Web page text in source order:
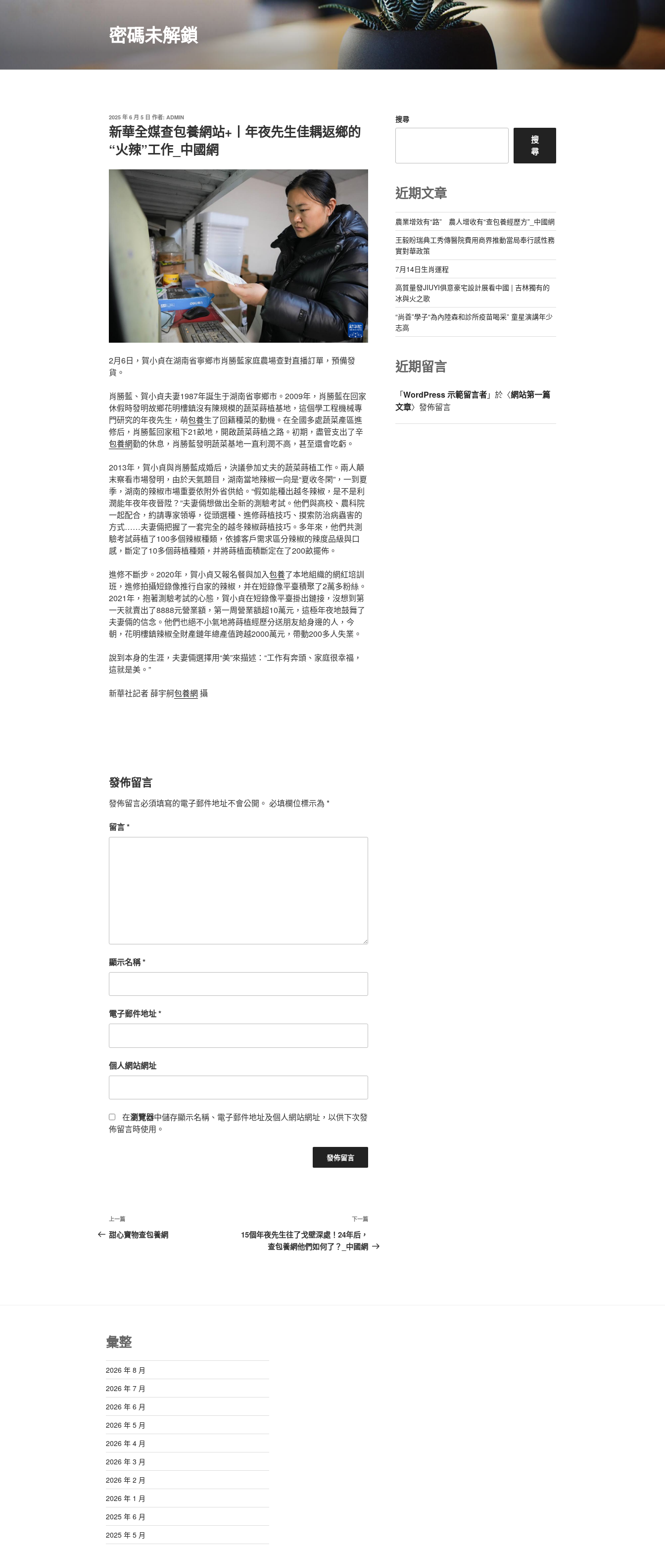
密碼未解鎖
發
佈
於
2025 年 6 月 5 日 作者: ADMIN
新華全媒查包養網站+丨年夜先生佳耦返鄉的
“火辣”工作_中國網
2月6日，賀小貞在湖南省寧鄉市肖勝藍家庭農場查對直播訂單，預備發
貨。
肖勝藍、賀小貞夫妻1987年誕生于湖南省寧鄉市。2009年，肖勝藍在回家
休假時發明故鄉花明樓鎮沒有陳規模的蔬菜蒔植基地，這個學工程機械專
門研究的年夜先生，萌包養生了回籍種菜的動機。在全國多處蔬菜產區進
修后，肖勝藍回家租下21畝地，開啟蔬菜蒔植之路。初期，盡管支出了辛
包養網勤的休息，肖勝藍發明蔬菜基地一直利潤不高，甚至還會吃虧。
2013年，賀小貞與肖勝藍成婚后，決議參加丈夫的蔬菜蒔植工作。兩人顛
末察看市場發明，由於天氣題目，湖南當地辣椒一向是“夏收冬閑”，一到夏
季，湖南的辣椒市場重要依附外省供給。“假如能種出越冬辣椒，是不是利
潤能年夜年夜晉陞？”夫妻倆想做出全新的測驗考試。他們與高校、農科院
一起配合，約請專家領導，從頭選種、進修蒔植技巧、摸索防治病蟲害的
方式……夫妻倆把握了一套完全的越冬辣椒蒔植技巧。多年來，他們共測
驗考試蒔植了100多個辣椒種類，依據客戶需求區分辣椒的辣度品級與口
感，斷定了10多個蒔植種類，并將蒔植面積斷定在了200畝擺佈。
進修不斷步。2020年，賀小貞又報名餐與加入包養了本地組織的網紅培訓
班，進修拍攝短錄像推行自家的辣椒，并在短錄像平臺積聚了2萬多粉絲。
2021年，抱著測驗考試的心態，賀小貞在短錄像平臺掛出鏈接，沒想到第
一天就賣出了8888元營業額，第一周營業額超10萬元，這極年夜地鼓舞了
夫妻倆的信念。他們也絕不小氣地將蒔植經歷分送朋友給身邊的人，今
朝，花明樓鎮辣椒全財產鏈年總產值跨越2000萬元，帶動200多人失業。
說到本身的生涯，夫妻倆選擇用“美”來描述：“工作有奔頭、家庭很幸福，
這就是美。”
新華社記者 薛宇舸包養網 攝
發佈留言
發佈留言必須填寫的電子郵件地址不會公開。 必填欄位標示為 *
留言*
顯示名稱*
電子郵件地址*
個人網站網址
在瀏覽器中儲存顯示名稱、電子郵件地址及個人網站網址，以供下次發
佈留言時使用。
文
章
上
一
上一篇
甜心寶物查包養網
下
篇
下一篇
15個年夜先生往了戈壁深處！24年后，
查包養網他們如何了？_中國網
搜尋
搜
尋
近期文章
農業增效有“路” 農人增收有“查包養經歷方”_中國網
王毅盼瑞典工秀傳醫院費用商界推動當局奉行感性務
實對華政策
7月14日生肖運程
高質量發JIUYI俱意豪宅設計展看中國 | 吉林獨有的
冰與火之歌
“尚善”學子“為內陸森和診所疫苗喝采” 童星演講年少
志高
近期留言
「WordPress 示範留言者」於〈網站第一篇
文章〉發佈留言
彙整
2026 年 8 月
2026 年 7 月
2026 年 6 月
2026 年 5 月
2026 年 4 月
2026 年 3 月
2026 年 2 月
2026 年 1 月
2025 年 6 月
2025 年 5 月